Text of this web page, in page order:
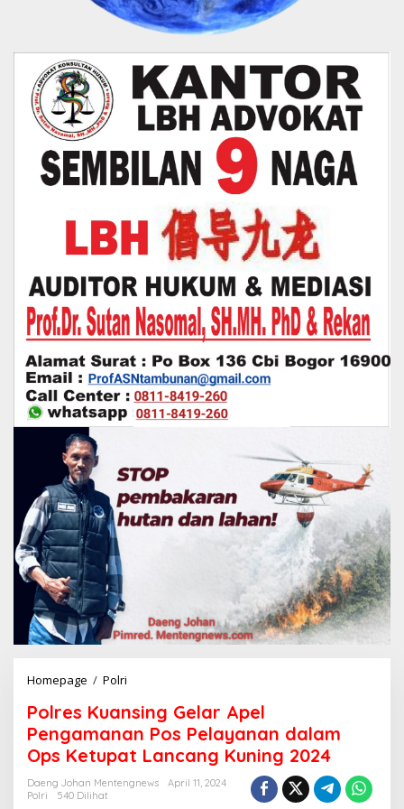
Homepage / Polri
l
r
e
s
K
u
Polres Kuansing Gelar Apel
Pengamanan Pos Pelayanan dalam
Ops Ketupat Lancang Kuning 2024
Daeng Johan Mentengnews
April 11, 2024
Polri
540 Dilihat